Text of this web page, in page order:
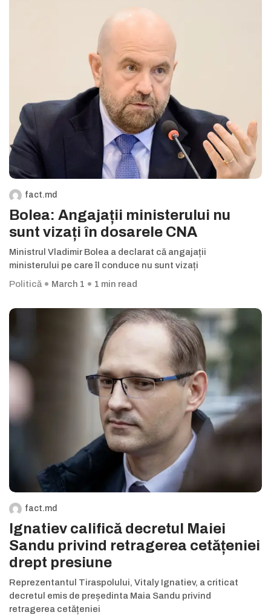
fact.md
Bolea: Angajații ministerului nu
sunt vizați în dosarele CNA
Ministrul Vladimir Bolea a declarat că angajații
ministerului pe care îl conduce nu sunt vizați
Politică
March 1 1 min read
fact.md
Ignatiev califică decretul Maiei
Sandu privind retragerea cetățeniei
drept presiune
Reprezentantul Tiraspolului, Vitaly Ignatiev, a criticat
decretul emis de președinta Maia Sandu privind
retragerea cetățeniei